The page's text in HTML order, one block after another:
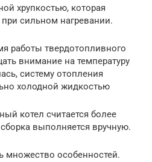
хрупкостью, которая
при сильном нагревании.
работы твердотопливного
внимание на температуру
систему отопления
холодной жидкостью
котел считается более
выполняется вручную.
множество особенностей.